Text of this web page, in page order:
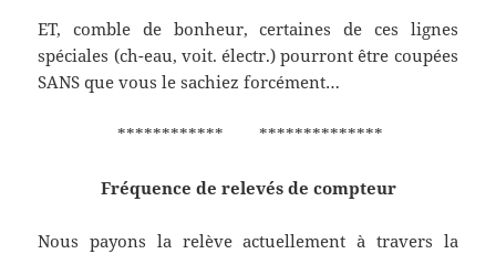
ET, comble de bonheur, certaines de ces lignes
spéciales (ch-eau, voit. électr.) pourront être coupées
SANS que vous le sachiez forcément…
************ **************
Fréquence de relevés de compteur
Nous payons la relève actuellement à travers la